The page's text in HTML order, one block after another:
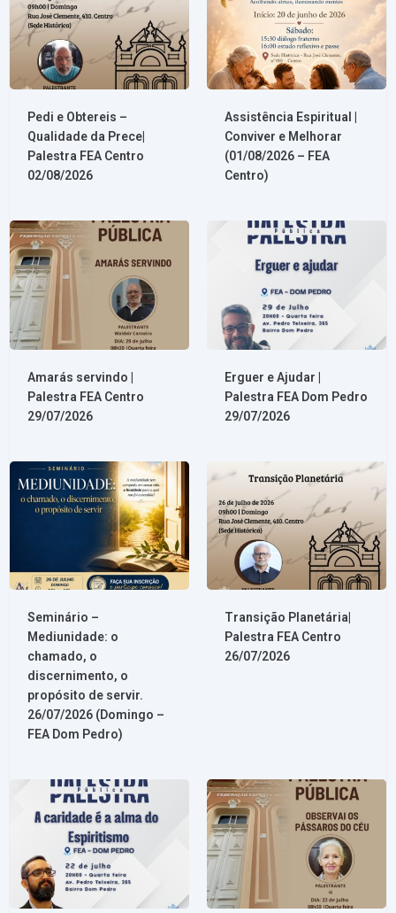
Pedi e Obtereis –
Qualidade da Prece|
Palestra FEA Centro
02/08/2026
Assistência Espiritual |
Conviver e Melhorar
(01/08/2026 – FEA
Centro)
Amarás servindo |
Palestra FEA Centro
29/07/2026
Erguer e Ajudar |
Palestra FEA Dom Pedro
29/07/2026
Seminário –
Mediunidade: o
chamado, o
discernimento, o
propósito de servir.
26/07/2026 (Domingo –
FEA Dom Pedro)
Transição Planetária|
Palestra FEA Centro
26/07/2026
Usuário
Senha
Lembrar
Esqueceu sua senha?